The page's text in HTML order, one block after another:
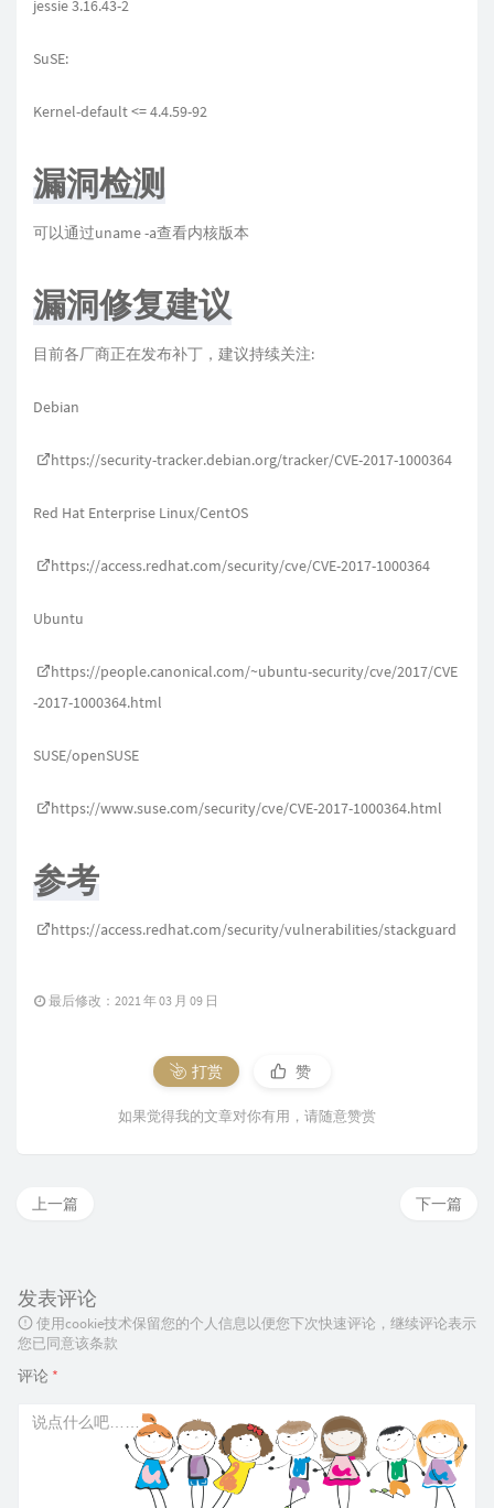
jessie 3.16.43-2
SuSE:
Kernel-default <= 4.4.59-92
漏洞检测
可以通过uname -a查看内核版本
漏洞修复建议
目前各厂商正在发布补丁，建议持续关注:
Debian
https://security-tracker.debian.org/tracker/CVE-2017-1000364
Red Hat Enterprise Linux/CentOS
https://access.redhat.com/security/cve/CVE-2017-1000364
Ubuntu
https://people.canonical.com/~ubuntu-security/cve/2017/CVE
-2017-1000364.html
SUSE/openSUSE
https://www.suse.com/security/cve/CVE-2017-1000364.html
参考
https://access.redhat.com/security/vulnerabilities/stackguard
最后修改：2021 年 03 月 09 日
打赏 赞
如果觉得我的文章对你有用，请随意赞赏
下一篇
上一篇
发表评论
使用cookie技术保留您的个人信息以便您下次快速评论，继续评论表示
您已同意该条款
评论 *